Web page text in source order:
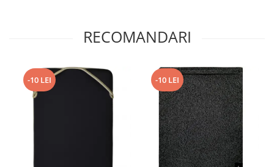
RECOMANDARI
-10 LEI -10 LEI